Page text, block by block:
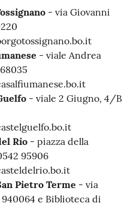
- via Giovanni
- viale Andrea
- viale 2 Giugno, 4/B
Rio - piazza della
95906
Pietro Terme - via
e Biblioteca di